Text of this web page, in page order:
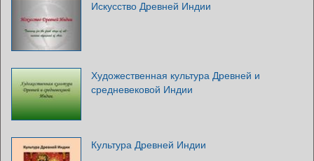
Искусство Древней Индии
Художественная культура Древней и
средневековой Индии
Культура Древней Индии